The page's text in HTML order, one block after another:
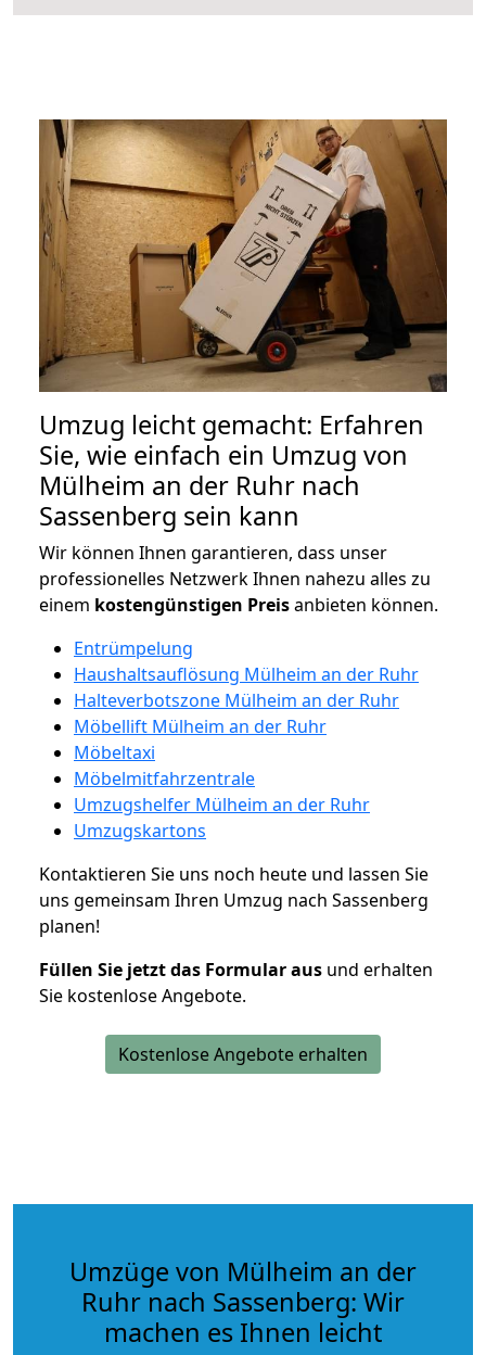
Umzug leicht gemacht: Erfahren
Sie, wie einfach ein Umzug von
Mülheim an der Ruhr nach
Sassenberg sein kann
Wir können Ihnen garantieren, dass unser
professionelles Netzwerk Ihnen nahezu alles zu
einem kostengünstigen Preisanbieten können.
Entrümpelung
Haushaltsauflösung Mülheim an der Ruhr
Halteverbotszone Mülheim an der Ruhr
Möbellift Mülheim an der Ruhr
Möbeltaxi
Möbelmitfahrzentrale
Umzugshelfer Mülheim an der Ruhr
Umzugskartons
Kontaktieren Sie uns noch heute und lassen Sie
uns gemeinsam Ihren Umzug nach Sassenberg
planen!
Füllen Sie jetzt das Formular aus und erhalten
Sie kostenlose Angebote.
Kostenlose Angebote erhalten
Umzüge von Mülheim an der
Ruhr nach Sassenberg: Wir
machen es Ihnen leicht